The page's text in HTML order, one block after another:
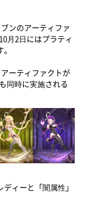
ンのアーティファ
月2日にはプラティ
ーティファクトが
同時に実施される
ィーと「闇属性」